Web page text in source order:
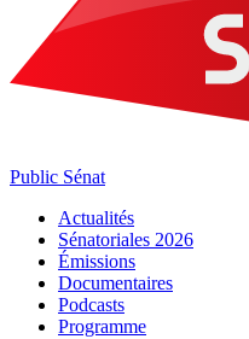
Public Sénat
Actualités
Sénatoriales 2026
Émissions
Documentaires
Podcasts
Programme